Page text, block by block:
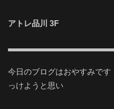
アトレ品川 3F
今日のブログはおやすみで
っけようと思い